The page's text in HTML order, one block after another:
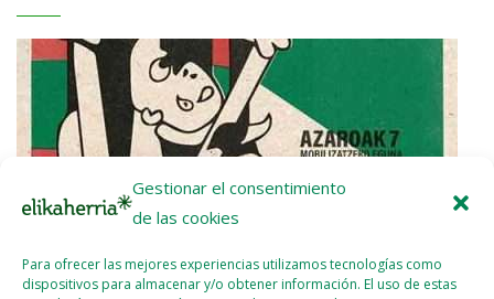
Gestionar el consentimiento
de las cookies
Para ofrecer las mejores experiencias utilizamos tecnologías como
dispositivos para almacenar y/o obtener información. El uso de estas